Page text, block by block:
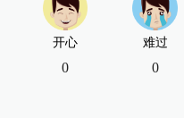
开心
0
难过
0